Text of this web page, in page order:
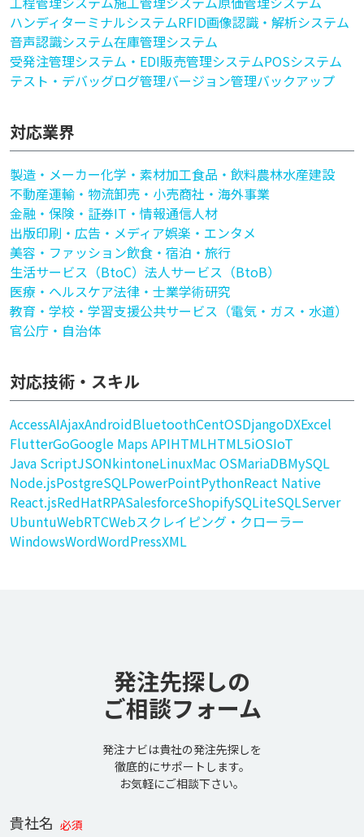
ハンディターミナルシステムRFID画像認識・解析システム
音声認識システム在庫管理システム
受発注管理システム・EDI販売管理システムPOSシステム
テスト・デバッグログ管理バージョン管理バックアップ
対応業界
製造・メーカー化学・素材加工食品・飲料農林水産建設
不動産運輸・物流卸売・小売商社・海外事業
金融・保険・証券IT・情報通信人材
出版印刷・広告・メディア娯楽・エンタメ
美容・ファッション飲食・宿泊・旅行
生活サービス（BtoC） 法人サービス（BtoB）
医療・ヘルスケア法律・士業学術研究
教育・学校・学習支援公共サービス（電気・ガス・水道）
官公庁・自治体
対応技術・スキル
AccessAIAjaxAndroidBluetoothCentOSDjangoDXExcel
FlutterGoGoogle Maps APIHTMLHTML5iOSIoT
Java ScriptJSONkintoneLinuxMac OSMariaDBMySQL
Node.jsPostgreSQLPowerPointPythonReact Native
React.jsRedHatRPASalesforceShopifySQLiteSQLServer
UbuntuWebRTCWebスクレイピング・クローラー
WindowsWordWordPressXML
発注先探しの
ご相談フォーム
発注ナビは貴社の発注先探しを
徹底的にサポートします。
お気軽にご相談下さい。
貴社名 必須